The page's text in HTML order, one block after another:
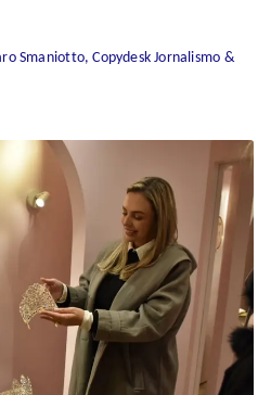
Smaniotto, Copydesk Jornalismo &